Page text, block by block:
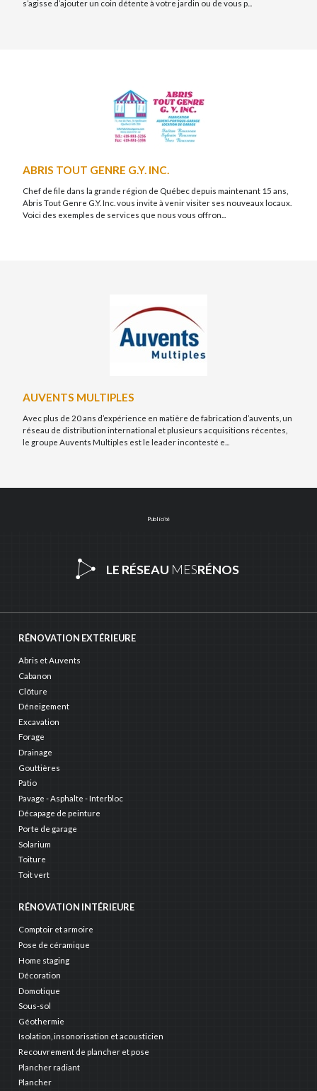
s’agisse d’ajouter un coin détente à votre jardin ou de vous p...
ABRIS TOUT GENRE G.Y. INC.
Chef de file dans la grande région de Québec depuis maintenant 15 ans,
Abris Tout Genre G.Y. Inc. vous invite à venir visiter ses nouveaux locaux.
Voici des exemples de services que nous vous offron...
AUVENTS MULTIPLES
Avec plus de 20 ans d’expérience en matière de fabrication d’auvents, un
réseau de distribution international et plusieurs acquisitions récentes,
le groupe Auvents Multiples est le leader incontesté e...
Publicité
LE RÉSEAU MESRÉNOS
RÉNOVATION EXTÉRIEURE
Abris et Auvents
Cabanon
Clôture
Déneigement
Excavation
Forage
Drainage
Gouttières
Patio
Pavage - Asphalte - Interbloc
Décapage de peinture
Porte de garage
Solarium
Toiture
Toit vert
RÉNOVATION INTÉRIEURE
Comptoir et armoire
Pose de céramique
Home staging
Décoration
Domotique
Sous-sol
Géothermie
Isolation, insonorisation et acousticien
Recouvrement de plancher et pose
Plancher radiant
Plancher